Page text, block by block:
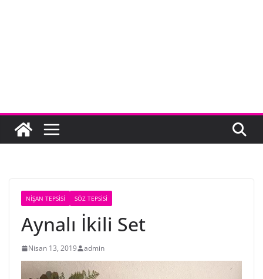
NIŞAN TEPSISI SÖZ TEPSISI
Aynalı İkili Set
Nisan 13, 2019 admin